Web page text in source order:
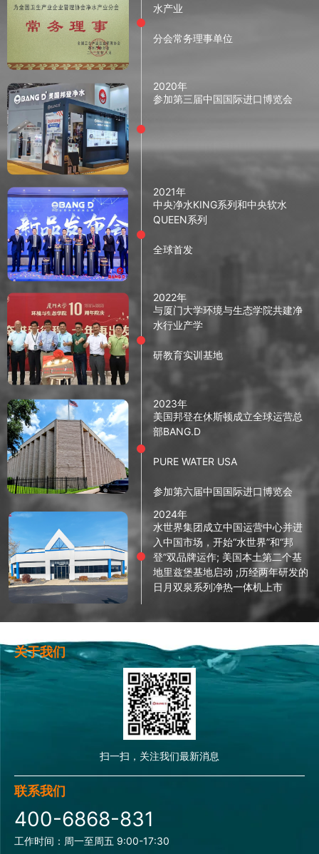
水产业
分会常务理事单位
2020年
参加第三届中国国际进口博览会
2021年
中央净水KING系列和中央软水
QUEEN系列
全球首发
2022年
与厦门大学环境与生态学院共建净
水行业产学
研教育实训基地
2023年
美国邦登在休斯顿成立全球运营总
部BANG.D
PURE WATER USA
参加第六届中国国际进口博览会
2024年
水世界集团成立中国运营中心并进
入中国市场，开始“水世界”和“邦
登”双品牌运作; 美国本土第二个基
地里兹堡基地启动 ;历经两年研发的
日月双泉系列净热一体机上市
关于我们
扫一扫，关注我们最新消息
联系我们
400-6868-831
工作时间：周一至周五 9:00-17:30